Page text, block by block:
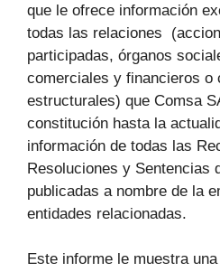
que le ofrece información
todas las relaciones
participadas, órganos
comerciales y financieros o
estructurales) que Comsa
constitución hasta la
información de todas las
Resoluciones y Sentencias
publicadas a nombre de la
entidades relacionadas.
Este informe le muestra